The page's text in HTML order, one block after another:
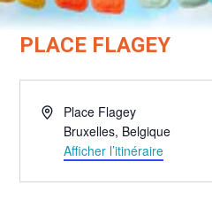
PLACE FLAGEY
AdressePlace Flagey
Bruxelles, Belgique
Afficher l’itinéraire